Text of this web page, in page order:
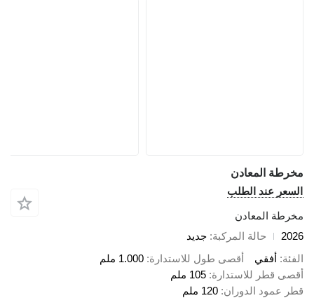
مخرطة المعادن
السعر عند الطلب
مخرطة المعادن
2026
حالة المركبة جديد
الفئة أفقي أقصى طول للاستدارة 1.000 ملم
أقصى قطر للاستدارة 105 ملم
قطر عمود الدوران 120 ملم